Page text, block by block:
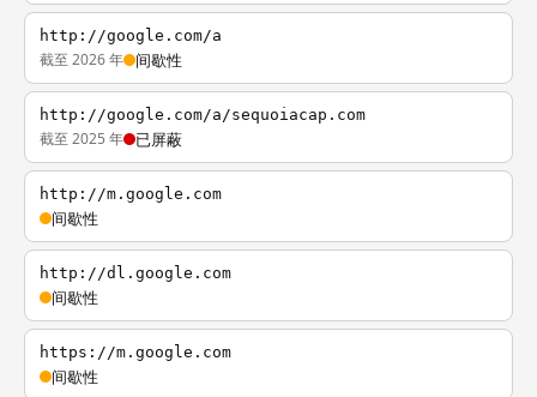
http://google.com/a
截至 2026 年 间歇性
http://google.com/a/sequoiacap.com
截至 2025 年 已屏蔽
http://m.google.com
间歇性
http://dl.google.com
间歇性
https://m.google.com
间歇性